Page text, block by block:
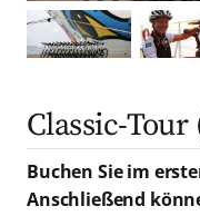
Classic-Tour
Buchen Sie im
Anschließend